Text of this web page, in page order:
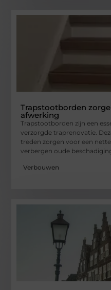
Trapstootborden
afwerking
Trapstootborden zijn een
verzorgde traprenovatie.
treden zorgen voor een
verbergen oude
Verbouwen